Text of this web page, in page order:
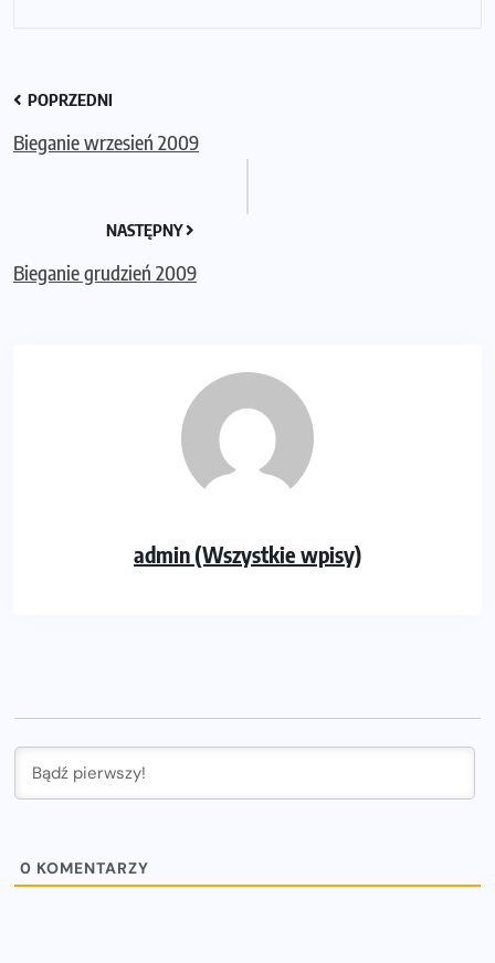
POPRZEDNI
Bieganie wrzesień 2009
NASTĘPNY
Bieganie grudzień 2009
admin (Wszystkie wpisy)
0 KOMENTARZY